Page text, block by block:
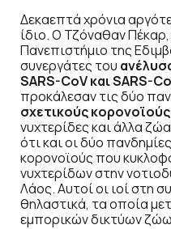
Δεκαεπτά χρόνια
ίδιο. Ο Τζόναθαν Πέκαρ,
Πανεπιστήμιο της
συνεργάτες του
SARS-CoV και SARS-
προκάλεσαν τις δύο
σχετικούς κορονοϊούς
νυχτερίδες και άλλα
ότι και οι δύο
κορονοϊούς που
νυχτερίδων στην
Λάος. Αυτοί οι ιοί στη
θηλαστικά, τα οποία
εμπορικών δικτύων